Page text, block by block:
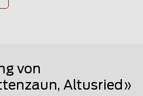
von
Altusried»